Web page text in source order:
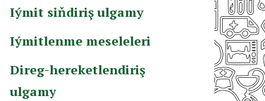
Iýmit siňdiriş ulgamy
Iýmitlenme meseleleri
Direg-hereketlendiriş
ulgamy